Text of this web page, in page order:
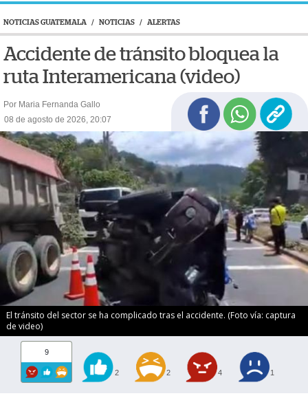
NOTICIAS GUATEMALA / NOTICIAS / ALERTAS
Accidente de tránsito bloquea la
ruta Interamericana (video)
Por Maria Fernanda Gallo
08 de agosto de 2026, 20:07
El tránsito del sector se ha complicado tras el accidente. (Foto vía: captura
de video)
9
2 2 4 1